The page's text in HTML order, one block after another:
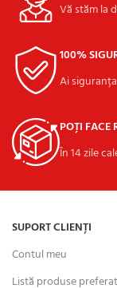
Vă stăm la
100%
Ai
POȚI FACE
În 14 zile
SUPORT CLIENȚI
Contul meu
Listă produse